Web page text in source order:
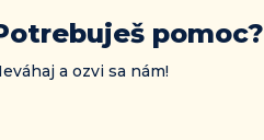
pomoc?
a ozvi sa nám!